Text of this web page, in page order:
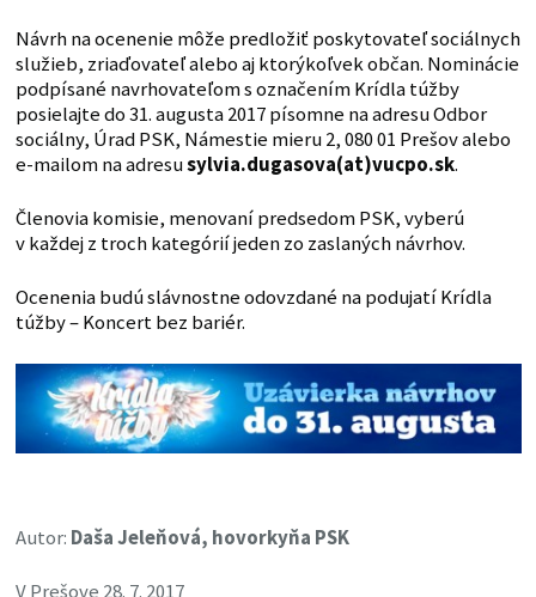
Návrh na ocenenie môže predložiť poskytovateľ sociálnych
služieb, zriaďovateľ alebo aj ktorýkoľvek občan. Nominácie
podpísané navrhovateľom s označením Krídla túžby
posielajte do 31. augusta 2017 písomne na adresu Odbor
sociálny, Úrad PSK, Námestie mieru 2, 080 01 Prešov alebo
e-mailom na adresusylvia.dugasova(at)vucpo.sk.
Členovia komisie, menovaní predsedom PSK, vyberú
v každej z troch kategórií jeden zo zaslaných návrhov.
Ocenenia budú slávnostne odovzdané na podujatí Krídla
túžby – Koncert bez bariér.
Autor: Daša Jeleňová, hovorkyňa PSK
V Prešove 28. 7. 2017